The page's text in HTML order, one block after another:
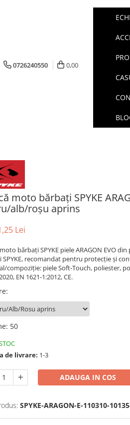
0726240550 0,00
moto bărbați SPYKE
alb/roșu aprins
Lei
bărbați SPYKE piele ARAGON EVO
SPYKE, recomandat pentru protecție și
compoziție: piele Soft-Touch, poliester,
EN 1621-1:2012, CE.
:
: 50
de livrare: 1-3
ADAUGA IN COS
SPYKE-ARAGON-E-110310-